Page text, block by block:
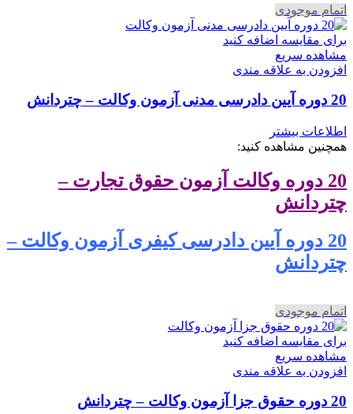
اتمام موجودی
برای مقایسه اضافه کنید
مشاهده سریع
افزودن به علاقه مندی
20 دوره آیین دادرسی مدنی آزمون وکالت – چتردانش
اطلاعات بیشتر
همچنین مشاهده کنید:
20 دوره وکالت آزمون حقوق تجارت –
چتردانش
20 دوره آیین دادرسی کیفری آزمون وکالت –
چتردانش
اتمام موجودی
برای مقایسه اضافه کنید
مشاهده سریع
افزودن به علاقه مندی
20 دوره حقوق جزا آزمون وکالت – چتردانش